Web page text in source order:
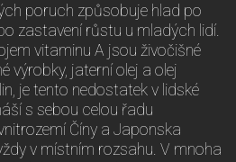
poruch způsobuje hlad po
zastavení růstu u mladých lidí.
vitaminu A jsou živočišné
výrobky, jaterní olej a olej
je tento nedostatek v lidské
s sebou celou řadu
Číny a Japonska
v místním rozsahu. V mnoha